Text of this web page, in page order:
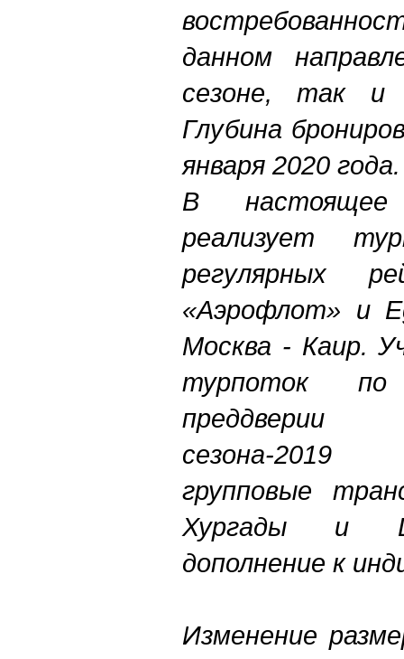
данном
сезоне, так и
Глубина
января 2020 года.
В настоящее
реализует
регулярных
«Аэрофлот» и
Москва - Каир.
турпоток
сезона-2019
групповые
Хургады и
дополнение к
Изменение